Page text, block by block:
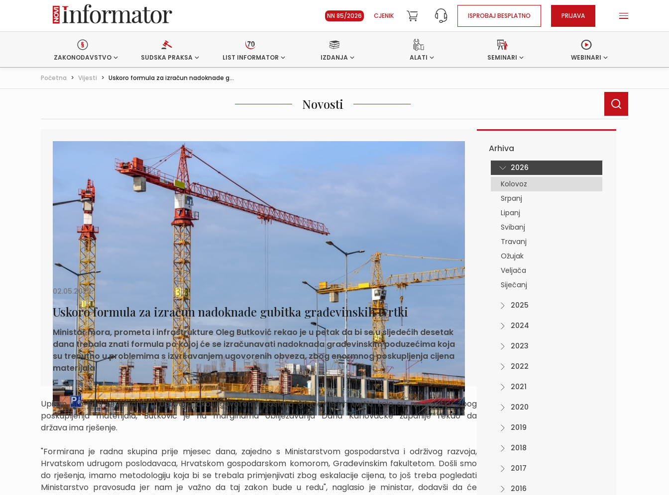
NN 85/2026 CJENIK ISPROBAJ BESPLATNO PRIJAVA
ZAKONODAVSTVO SUDSKA PRAKSA LIST INFORMATOR IZDANJA ALATI SEMINARI WEBINARI
Početna > Vijesti > Uskoro formula za izračun nadoknade g...
Novosti
02.05.2022.
Uskoro formula za izračun nadoknade gubitka građevinskih tvrtki
Ministar mora, prometa i infrastrukture Oleg Butković rekao je u petak da bi se u sljedećih desetak
dana trebala znati formula po kojoj će se izračunavati nadoknada građevinskim poduzećima koja
su trenutno u problemima s izvršavanjem ugovorenih obveza, zbog enormnog poskupljenja cijena
materijala.
Upitan što je s revidiranjem ugovora oko ugovorenih poslova građevinskih tvrtki koje su na gubitku zbog
poskupljenja materijala, Butković je na marginama obilježavanja Dana Karlovačke županije rekao da
država ima rješenje.
"Formirana je radna skupina prije mjesec dana, zajedno s Ministarstvom gospodarstva i održivog razvoja,
Hrvatskom udrugom poslodavaca, Hrvatskom gospodarskom komorom, Građevinskim fakultetom. Došli smo
do rješenja, imamo metodologiju koja bi se trebala primjenjivati zbog eskalacije cijena, to još treba pogledati
Ministarstvo pravosuđa jer nam je važno da taj zakon bude u redu", naglasio je ministar, dodavši da će
Arhiva
2026
Kolovoz
Srpanj
Lipanj
Svibanj
Travanj
Ožujak
Veljača
Siječanj
2025
2024
2023
2022
2021
2020
2019
2018
2017
2016